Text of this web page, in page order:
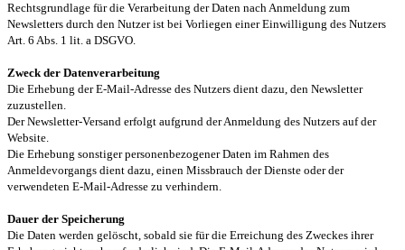
Rechtsgrundlage für die Verarbeitung der Daten nach Anmeldung zum
Newsletters durch den Nutzer ist bei Vorliegen einer Einwilligung des Nutzers
Art. 6 Abs. 1 lit. a DSGVO.
Zweck der Datenverarbeitung
Die Erhebung der E-Mail-Adresse des Nutzers dient dazu, den Newsletter
zuzustellen.
Der Newsletter-Versand erfolgt aufgrund der Anmeldung des Nutzers auf der
Website.
Die Erhebung sonstiger personenbezogener Daten im Rahmen des
Anmeldevorgangs dient dazu, einen Missbrauch der Dienste oder der
verwendeten E-Mail-Adresse zu verhindern.
Dauer der Speicherung
Die Daten werden gelöscht, sobald sie für die Erreichung des Zweckes ihrer